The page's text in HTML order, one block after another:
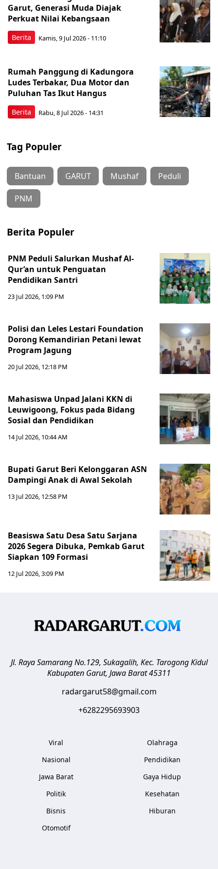
Berita
Garut, Generasi Muda Diajak
Perkuat Nilai Kebangsaan
Kamis, 9 Jul 2026 - 11:10
Berita
Rumah Panggung di Kadungora
Ludes Terbakar, Dua Motor dan
Puluhan Tas Ikut Hangus
Rabu, 8 Jul 2026 - 14:31
Tag Populer
Bantuan GARUT Mushaf Peduli
PNM
Berita Populer
PNM Peduli Salurkan Mushaf Al-
Qur’an untuk Penguatan
Pendidikan Santri
23 Jul 2026, 1:09 PM
Polisi dan Leles Lestari Foundation
Dorong Kemandirian Petani lewat
Program Jagung
20 Jul 2026, 12:18 PM
Mahasiswa Unpad Jalani KKN di
Leuwigoong, Fokus pada Bidang
Sosial dan Pendidikan
14 Jul 2026, 10:44 AM
Bupati Garut Beri Kelonggaran ASN
Dampingi Anak di Awal Sekolah
13 Jul 2026, 12:58 PM
Beasiswa Satu Desa Satu Sarjana
2026 Segera Dibuka, Pemkab Garut
Siapkan 109 Formasi
12 Jul 2026, 3:09 PM
Jl. Raya Samarang No.129, Sukagalih, Kec. Tarogong Kidul
Kabupaten Garut, Jawa Barat45311
radargarut58@gmail.com
+6282295693903
Viral
Nasional
Jawa Barat
Politik
Bisnis
Otomotif
Olahraga
Pendidikan
Gaya Hidup
Kesehatan
Hiburan